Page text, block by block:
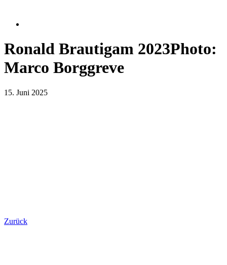
Ronald Brautigam 2023Photo:
Marco Borggreve
15. Juni 2025
Zurück